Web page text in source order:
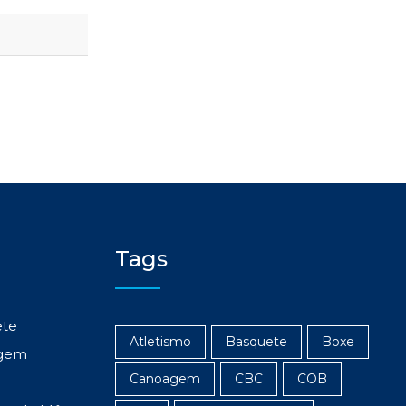
Tags
Atletismo Basquete Boxe
Canoagem CBC COB